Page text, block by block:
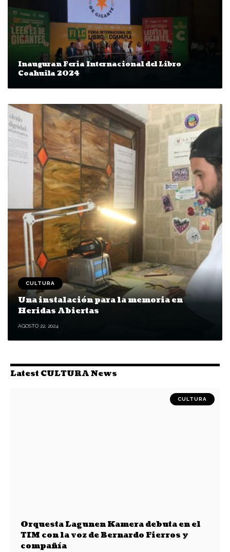
Inauguran Feria Internacional del Libro
Coahuila 2024
CULTURA
Una instalación para la memoria en
Heridas Abiertas
AGOSTO 22, 2024
Latest CULTURA News
CULTURA
Orquesta Lagunen Kamera debuta en el
TIM con la voz de Bernardo Fierros y
compañía